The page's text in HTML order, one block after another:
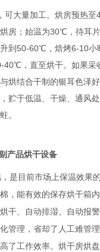
大量加工。烘房预热至
房；始温为30℃，待耳
到50-60℃，焙烤6-10小
40℃，直至烘干。如果采
烘结合干制的银耳色泽
贮于低温、干燥、通风
。
产品烘干设备
，是目前市场上保温效果
，能有效的保存烘干箱内
干、自动排湿、自动报
管理，省却了人工难管理
了工作效率。烘干房烘